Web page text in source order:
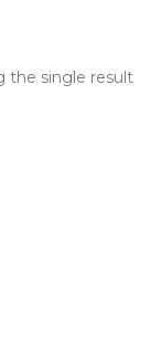
the single result